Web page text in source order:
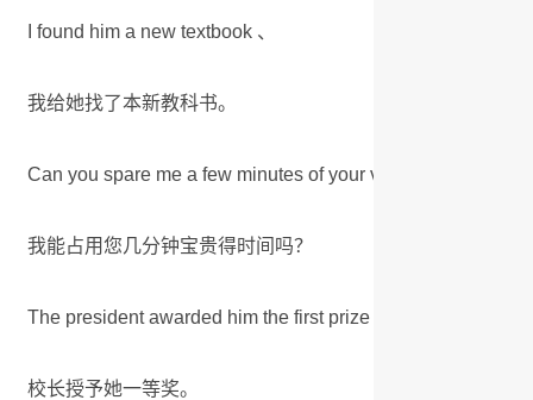
I found him a new textbook 、
我给她找了本新教科书。
Can you spare me a few minutes of your valuable time?
我能占用您几分钟宝贵得时间吗？
The president awarded him the first prize 、
校长授予她一等奖。